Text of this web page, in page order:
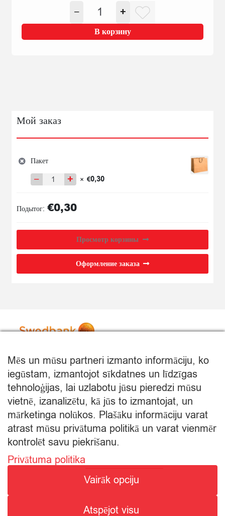
−
Количество
товара
BARĪBA
SUŅIEM
+
В корзину
Мой заказ
Пакет
−
Количество
Пакет
+ × €0,30
Подытог: €0,30
Просмотр корзины
Оформление заказа
SPECIĀLĀ ATĻAUJA ALKOHOLISKO DZĒRIENU
Mēs un mūsu partneri izmanto informāciju, ko
iegūstam, izmantojot sīkdatnes un līdzīgas
tehnoloģijas, lai uzlabotu jūsu pieredzi mūsu
vietnē, izanalizētu, kā jūs to izmantojat, un
mārketinga nolūkos. Plašāku informāciju varat
atrast mūsu privātuma politikā un varat vienmēr
kontrolēt savu piekrišanu.
Privātuma politika
Vairāk opciju
Atspējot visu